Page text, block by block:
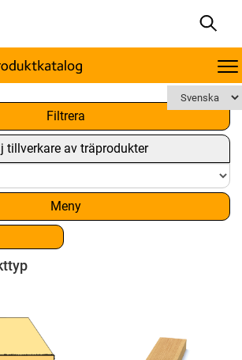
Filtrera
tillverkare av träprodukter
Meny
x